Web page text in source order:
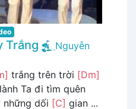
Trắng
Nguyễn
trắng trên trời [Dm]
lành Ta đi tìm quên
những dối [C] gian ...